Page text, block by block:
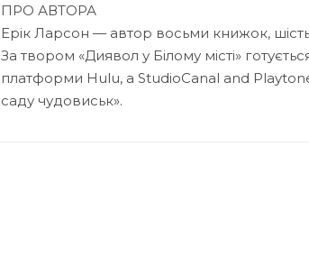
ПРО АВТОРА
Ерік Ларсон — автор восьми книжок,
За твором «Диявол у Білому місті»
платформи Hulu, а StudioCanal and
саду чудовиськ».